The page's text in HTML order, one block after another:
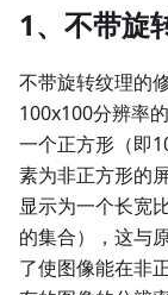
1、不带旋
不带旋转纹理的
100x100分辨率
一个正方形（即
素为非正方形的
显示为一个长宽
的集合），这与
了使图像能在非